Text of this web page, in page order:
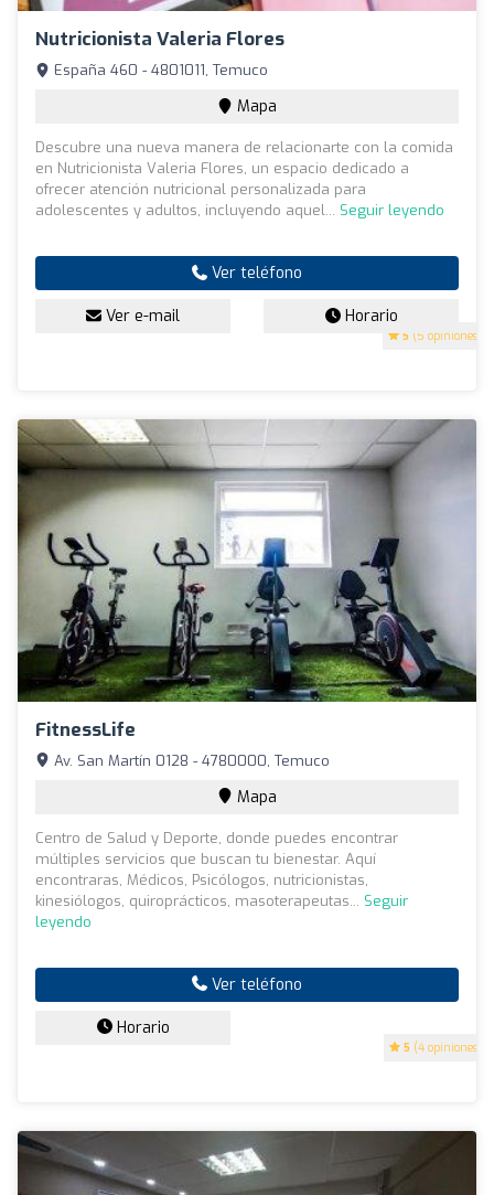
Nutricionista Valeria Flores
5 (5 opiniones)
España 460 - 4801011, Temuco
Mapa
Descubre una nueva manera de relacionarte con la comida
en Nutricionista Valeria Flores, un espacio dedicado a
ofrecer atención nutricional personalizada para
adolescentes y adultos, incluyendo aquel... Seguir leyendo
Ver teléfono
Ver e-mail Horario
FitnessLife
5 (4 opiniones)
Av. San Martín 0128 - 4780000, Temuco
Mapa
Centro de Salud y Deporte, donde puedes encontrar
múltiples servicios que buscan tu bienestar. Aquí
encontraras, Médicos, Psicólogos, nutricionistas,
kinesiólogos, quiroprácticos, masoterapeutas... Seguir
leyendo
Ver teléfono
Horario